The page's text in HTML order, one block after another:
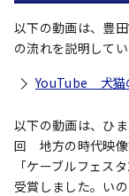
以下の動画は、豊
の流れを説明してい
YouTube 犬猫
以下の動画は、ひ
回 地方の時代映像
「ケーブルフェス
受賞しました。い